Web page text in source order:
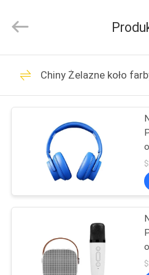
DOMU
PRODUKTY
FILMY
POKAZ
Developed
Włókna z
stali
Wyroby
lekkiego
Chiny Żelazne koło